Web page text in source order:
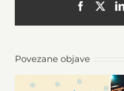
Facebook
Povezane objave